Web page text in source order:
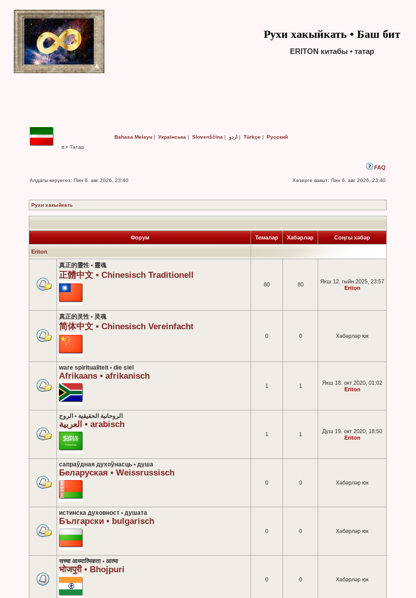
Рухи хакыйкать • Баш бит
ERITON китабы • татар
tt • Татар
Bahasa Melayu | Українська | Slovenščina | اردو | Türkçe | Русский
FAQ
Алдагы керүегез: Пән 6. авг 2026, 23:40 Хәзерге вакыт: Пән 6. авг 2026, 23:40
Рухи хакыйкать
Форум Темалар Хәбәрләр Соңгы хәбәр
Eriton
真正的靈性 • 靈魂
正體中文 • Chinesisch Traditionell
80 80
Якш 12. гыйн 2025, 23:57
Eriton
真正的灵性 • 灵魂
简体中文 • Chinesisch Vereinfacht
0 0 Хәбәрләр юк
ware spiritualiteit • die siel
Afrikaans • afrikanisch
1 1
Якш 18. окт 2020, 01:02
Eriton
الروحانية الحقيقية • الروح
العربية • arabisch
1 1
Дүш 19. окт 2020, 18:50
Eriton
сапраўдная духоўнасць • душа
Беларуская • Weissrussisch
0 0 Хәбәрләр юк
истинска духовност • душата
Български • bulgarisch
0 0 Хәбәрләр юк
सच्चा आध्यात्मिकता • आत्मा
भोजपुरी • Bhojpuri
0 0 Хәбәрләр юк